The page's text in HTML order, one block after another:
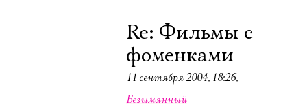
Re: Фильмы с
фоменками
11 сентября 2004, 18:26,
Безымянный